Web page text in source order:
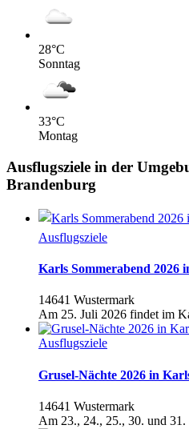
28°C
Sonntag
33°C
Montag
Ausflugsziele in der
Brandenburg
Ausflugsziele
Karls Sommerabend 2026
14641 Wustermark
Am 25. Juli 2026 findet im
Ausflugsziele
Grusel-Nächte 2026 in
14641 Wustermark
Am 23., 24., 25., 30. und